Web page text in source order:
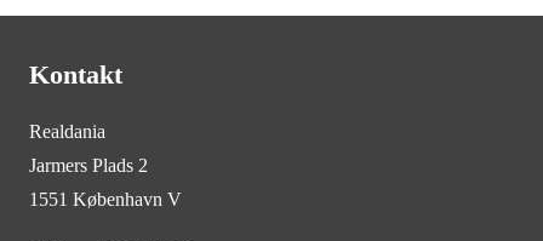
Kontakt
Realdania
Jarmers Plads 2
1551 København V